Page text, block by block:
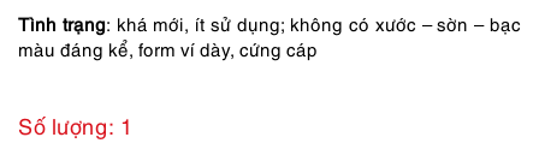
Tình trạng: khá mới, ít sử dụng; không có xước – sờn – bạc
màu đáng kể, form ví dày, cứng cáp
Số lượng: 1